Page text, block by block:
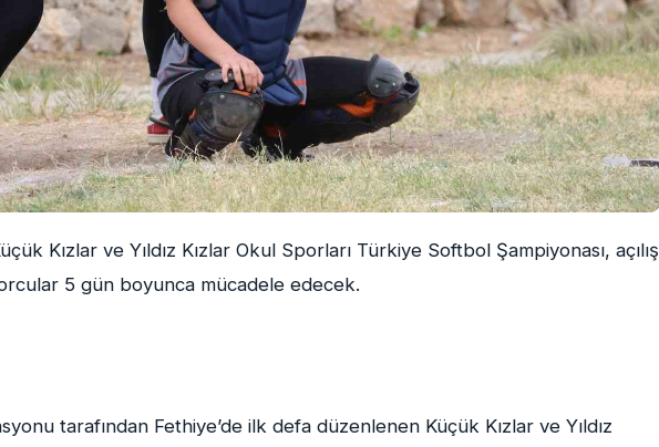
Kızlar ve Yıldız Kızlar Okul Sporları Türkiye Softbol Şampiyonası, açılış
5 gün boyunca mücadele edecek.
tarafından Fethiye’de ilk defa düzenlenen Küçük Kızlar ve Yıldız